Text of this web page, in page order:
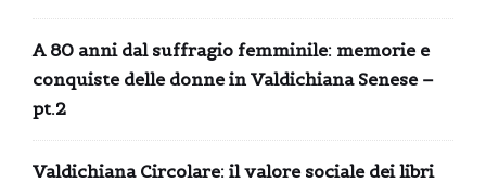
A 80 anni dal suffragio femminile: memorie e
conquiste delle donne in Valdichiana Senese –
pt.2
Valdichiana Circolare: il valore sociale dei libri